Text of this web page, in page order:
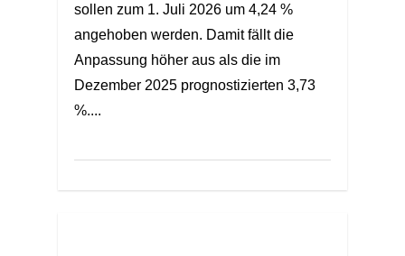
sollen zum 1. Juli 2026 um 4,24 %
angehoben werden. Damit fällt die
Anpassung höher aus als die im
Dezember 2025 prognostizierten 3,73
%....